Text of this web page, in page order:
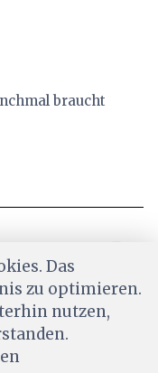
braucht
Das
zu optimieren.
nutzen,